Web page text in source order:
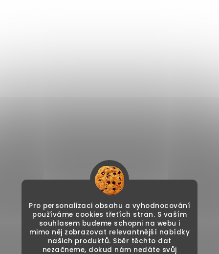
Pro personalizaci obsahu a vyhodnocování
používáme cookies třetích stran. S vaším
souhlasem budeme schopni na webu i
mimo něj zobrazovat relevantnější nabídky
našich produktů. Sběr těchto dat
nezačneme, dokud nám nedáte svůj